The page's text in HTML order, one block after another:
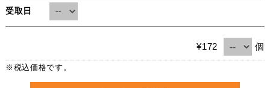
受取日
¥172 個
※税込価格です。